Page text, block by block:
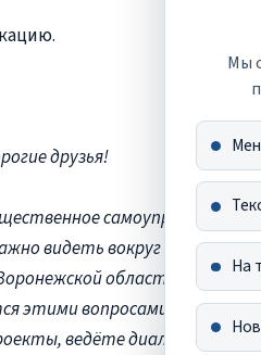
Мы
На
друзья!
самоуправление
видеть вокруг себя
области тысячи
этими вопросами. Вы
ведёте диалог с